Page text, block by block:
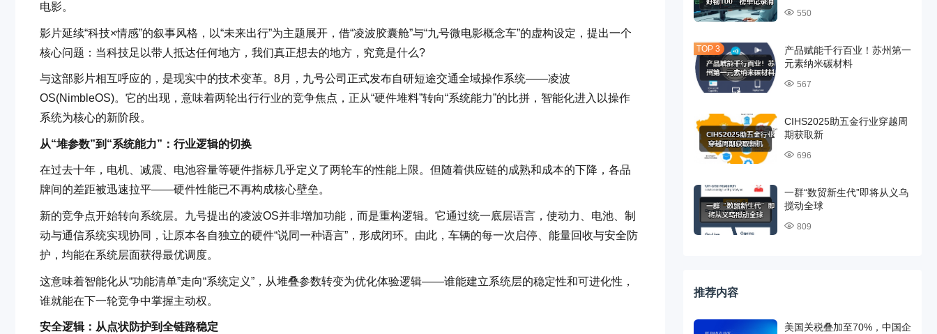
电影。
影片延续“科技×情感”的叙事风格，以“未来出行”为主题展开，借“凌波胶囊舱”与“九号微电影概念车”的虚构设定，提出一个
核心问题：当科技足以带人抵达任何地方，我们真正想去的地方，究竟是什么?
与这部影片相互呼应的，是现实中的技术变革。8月，九号公司正式发布自研短途交通全域操作系统——凌波
OS(NimbleOS)。它的出现，意味着两轮出行行业的竞争焦点，正从“硬件堆料”转向“系统能力”的比拼，智能化进入以操作
系统为核心的新阶段。
从“堆参数”到“系统能力”：行业逻辑的切换
在过去十年，电机、减震、电池容量等硬件指标几乎定义了两轮车的性能上限。但随着供应链的成熟和成本的下降，各品
牌间的差距被迅速拉平——硬件性能已不再构成核心壁垒。
新的竞争点开始转向系统层。九号提出的凌波OS并非增加功能，而是重构逻辑。它通过统一底层语言，使动力、电池、制
动与通信系统实现协同，让原本各自独立的硬件“说同一种语言”，形成闭环。由此，车辆的每一次启停、能量回收与安全防
护，均能在系统层面获得最优调度。
这意味着智能化从“功能清单”走向“系统定义”，从堆叠参数转变为优化体验逻辑——谁能建立系统层的稳定性和可进化性，
谁就能在下一轮竞争中掌握主动权。
安全逻辑：从点状防护到全链路稳定
550
产品赋能千行百业！苏州第一
元素纳米碳材料
567
CIHS2025助五金行业穿越周
期获取新
696
一群“数贸新生代”即将从义乌
搅动全球
809
推荐内容
美国关税叠加至70%，中国企